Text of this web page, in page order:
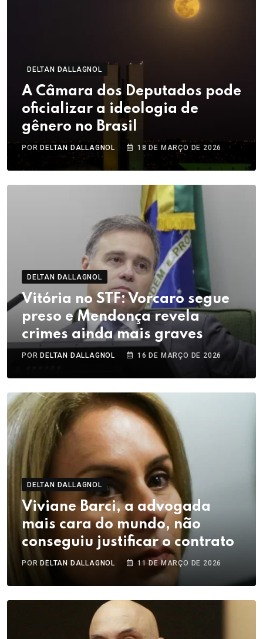
DELTAN DALLAGNOL
A Câmara dos Deputados pode
oficializar a ideologia de
gênero no Brasil
POR DELTAN DALLAGNOL 18 DE MARÇO DE 2026
DELTAN DALLAGNOL
Vitória no STF: Vorcaro segue
preso e Mendonça revela
crimes ainda mais graves
POR DELTAN DALLAGNOL 16 DE MARÇO DE 2026
DELTAN DALLAGNOL
Viviane Barci, a advogada
mais cara do mundo, não
conseguiu justificar o contrato
PORDELTAN DALLAGNOL 11 DE MARÇO DE 2026